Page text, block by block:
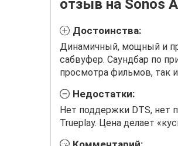
отзыв на Sonos
Достоинства:
Динамичный, мощный и
сабвуфер. Саундбар по
просмотра фильмов, так
Недостатки:
Нет поддержки DTS, нет
Trueplay. Цена делает